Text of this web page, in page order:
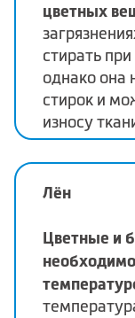
цветных
стирать
однако она
стирок и
износу
Лён
Цветные и